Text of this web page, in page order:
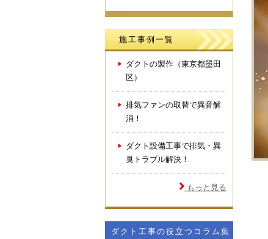
施工事例一覧
ダクトの製作（東京都墨田
区）
排気ファンの取替で異音解
消！
ダクト設備工事で排気・異
臭トラブル解決！
もっと見る
ダクト工事の役立つコラム集